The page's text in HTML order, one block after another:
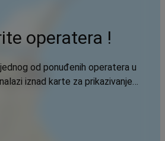
operatera !
od ponuđenih operatera u
iznad karte za prikazivanje